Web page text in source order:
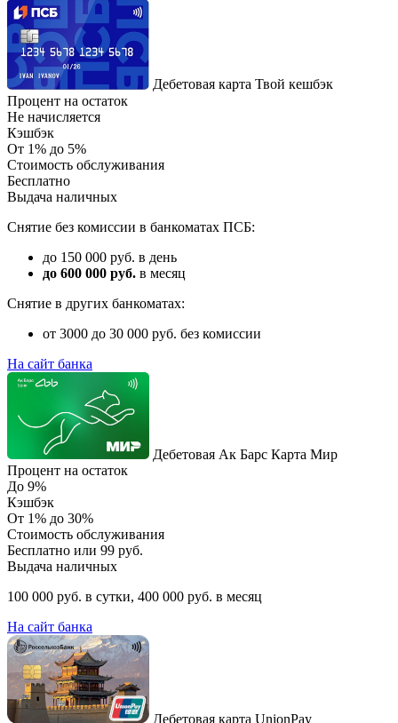
Дебетовая карта Твой кешбэк
Процент на остаток
Не начисляется
Кэшбэк
От 1% до 5%
Стоимость обслуживания
Бесплатно
Выдача наличных
Снятие без комиссии в банкоматах ПСБ:
до 150 000 руб. в день
до 600 000 руб. в месяц
Снятие в других банкоматах:
от 3000 до 30 000 руб. без комиссии
На сайт банка
Дебетовая Ак Барс Карта Мир
Процент на остаток
До 9%
Кэшбэк
От 1% до 30%
Стоимость обслуживания
Бесплатно или 99 руб.
Выдача наличных
100 000 руб. в сутки, 400 000 руб. в месяц
На сайт банка
Дебетовая карта UnionPay